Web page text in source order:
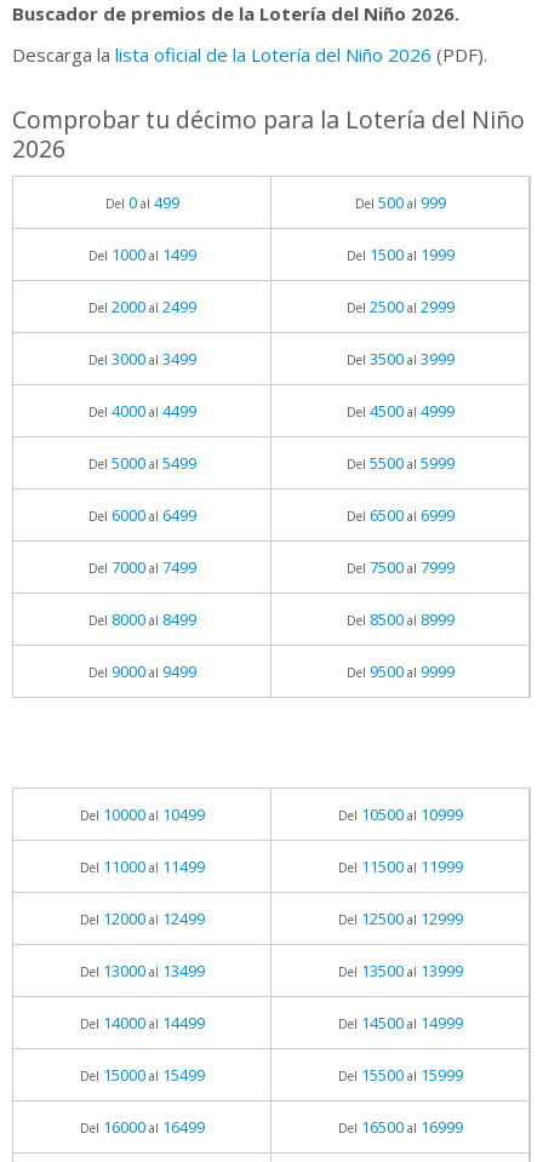
Buscador de premios de la Lotería del Niño 2026.
Descarga la lista oficial de la Lotería del Niño 2026 (PDF).
Comprobar tu décimo para la Lotería del Niño
2026
Del 0al 499 Del 500al 999
Del 1000al 1499 Del 1500al 1999
Del 2000al 2499 Del 2500al 2999
Del 3000al 3499 Del 3500al 3999
Del 4000al 4499 Del 4500al 4999
Del 5000al 5499 Del 5500al 5999
Del 6000al 6499 Del 6500al 6999
Del 7000al 7499 Del 7500al 7999
Del 8000al 8499 Del 8500al 8999
Del 9000al 9499 Del 9500al 9999
Del 10000al 10499 Del 10500al 10999
Del 11000al 11499 Del 11500al 11999
Del 12000al 12499 Del 12500al 12999
Del 13000al 13499 Del 13500al 13999
Del 14000al 14499 Del 14500al 14999
Del 15000al 15499 Del 15500al 15999
Del 16000al 16499 Del 16500al 16999